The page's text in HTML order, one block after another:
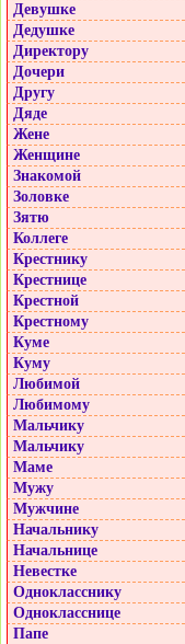
Девушке
Дедушке
Директору
Дочери
Другу
Дяде
Жене
Женщине
Знакомой
Золовке
Зятю
Коллеге
Крестнику
Крестнице
Крестной
Крестному
Куме
Куму
Любимой
Любимому
Мальчику
Мальчику
Маме
Мужу
Мужчине
Начальнику
Начальнице
Невестке
Однокласснику
Однокласснице
Папе